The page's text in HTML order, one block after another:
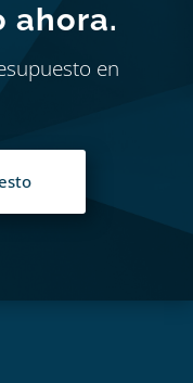
ahora.
en